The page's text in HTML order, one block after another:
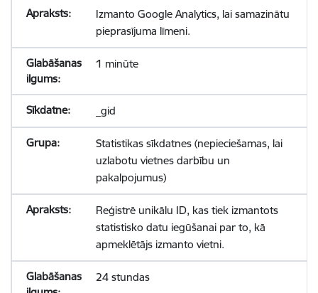
Izmanto Google Analytics, lai samazinātu
pieprasījuma līmeni.
1 minūte
_gid
Statistikas sīkdatnes (nepieciešamas, lai
uzlabotu vietnes darbību un
pakalpojumus)
Reģistrē unikālu ID, kas tiek izmantots
statistisko datu iegūšanai par to, kā
apmeklētājs izmanto vietni.
24 stundas